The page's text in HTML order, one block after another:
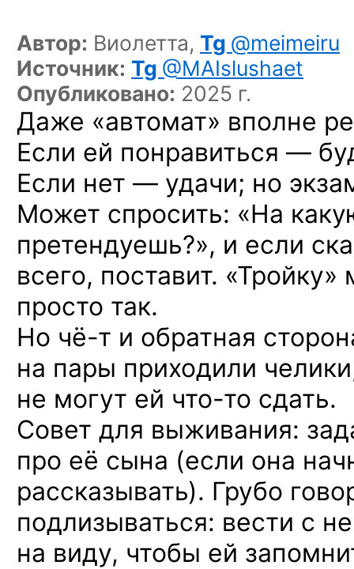
Автор: Виолетта, Tg @meimeiru
Источник: Tg @MAIslushaet
Опубликовано: 2025 г.
Даже «автомат» вполне
Если ей понравиться —
Если нет — удачи; но
Может спросить: «На
претендуешь?», и если
всего, поставит.
просто так.
Но чё-т и обратная
на пары приходили
не могут ей что-то сдать.
Совет для выживания:
про её сына (если она
рассказывать). Грубо
подлизываться: вести с
на виду, чтобы ей